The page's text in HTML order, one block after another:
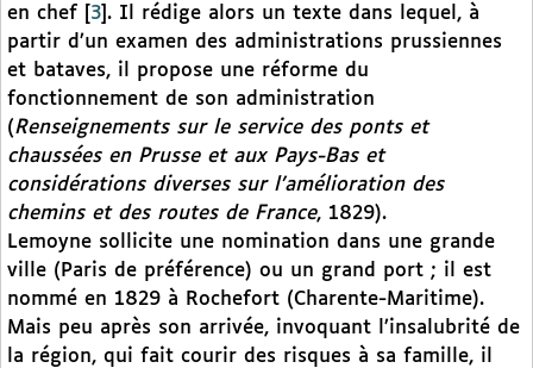
en chef
3 . Il rédige alors un texte dans lequel, à
partir d’un examen des administrations prussiennes
et bataves, il propose une réforme du
fonctionnement de son administration
(Renseignements sur le service des ponts et
chaussées en Prusse et aux Pays-Bas et
considérations diverses sur l’amélioration des
chemins et des routes de France, 1829).
Lemoyne sollicite une nomination dans une grande
ville (Paris de préférence) ou un grand port ; il est
nommé en 1829 à Rochefort (Charente-Maritime).
Mais peu après son arrivée, invoquant l’insalubrité de
la région, qui fait courir des risques à sa famille, il